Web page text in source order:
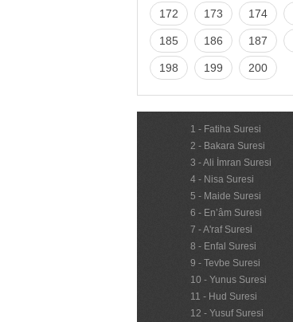
172 173 174
185 186 187
198 199 200
1 - Fatiha Suresi
2 - Bakara Suresi
3 - Ali İmran Suresi
4 - Nisa Suresi
5 - Maide Suresi
6 - En’âm Suresi
7 - A'raf Suresi
8 - Enfal Suresi
9 - Tevbe Suresi
10 - Yunus Suresi
11 - Hud Suresi
12 - Yusuf Suresi